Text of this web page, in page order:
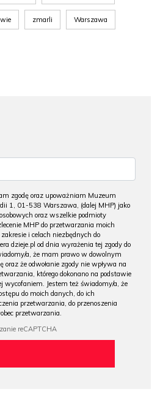
zmarli Warszawa
zgodę oraz upoważniam Muzeum
1, 01-538 Warszawa, (dalej MHP) jako
oraz wszelkie podmioty
MHP do przetwarzania moich
i celach niezbędnych do
dzieje.pl od dnia wyrażenia tej zgody do
a, że mam prawo w dowolnym
oraz że odwołanie zgody nie wpływa na
którego dokonano na podstawie
wycofaniem. Jestem też świadomy/a, że
do moich danych, do ich
przetwarzania, do przenoszenia
przetwarzania.